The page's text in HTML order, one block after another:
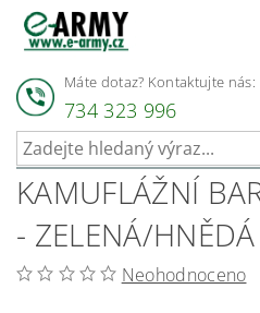
Máte dotaz? Kontaktujte nás:
734 323 996
KAMUFLÁŽNÍ
- ZELENÁ/
Neohodnoceno